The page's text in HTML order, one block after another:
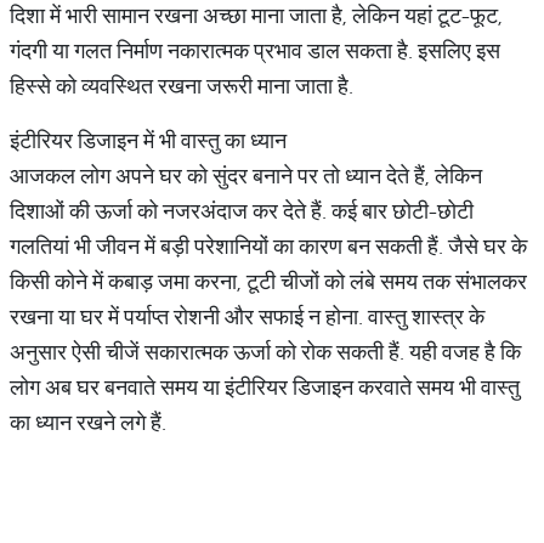
दिशा में भारी सामान रखना अच्छा माना जाता है, लेकिन यहां टूट-फूट,
गंदगी या गलत निर्माण नकारात्मक प्रभाव डाल सकता है. इसलिए इस
हिस्से को व्यवस्थित रखना जरूरी माना जाता है.
इंटीरियर डिजाइन में भी वास्तु का ध्यान
आजकल लोग अपने घर को सुंदर बनाने पर तो ध्यान देते हैं, लेकिन
दिशाओं की ऊर्जा को नजरअंदाज कर देते हैं. कई बार छोटी-छोटी
गलतियां भी जीवन में बड़ी परेशानियों का कारण बन सकती हैं. जैसे घर के
किसी कोने में कबाड़ जमा करना, टूटी चीजों को लंबे समय तक संभालकर
रखना या घर में पर्याप्त रोशनी और सफाई न होना. वास्तु शास्त्र के
अनुसार ऐसी चीजें सकारात्मक ऊर्जा को रोक सकती हैं. यही वजह है कि
लोग अब घर बनवाते समय या इंटीरियर डिजाइन करवाते समय भी वास्तु
का ध्यान रखने लगे हैं.